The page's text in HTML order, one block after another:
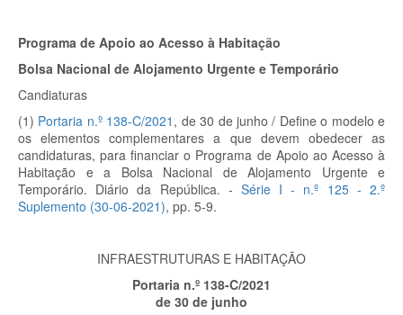
Programa de Apoio ao Acesso à Habitação
Bolsa Nacional de Alojamento Urgente e Temporário
Candiaturas
(1) Portaria n.º 138-C/2021 , de 30 de junho/ Define o modelo e
os elementos complementares a que devem obedecer as
candidaturas, para financiar o Programa de Apoio ao Acesso à
Habitação e a Bolsa Nacional de Alojamento Urgente e
Temporário. Diário da República. - Série I - n.º 125 - 2.º
Suplemento (30-06-2021), pp. 5-9.
INFRAESTRUTURAS E HABITAÇÃO
Portaria n.º 138-C/2021
de 30 de junho